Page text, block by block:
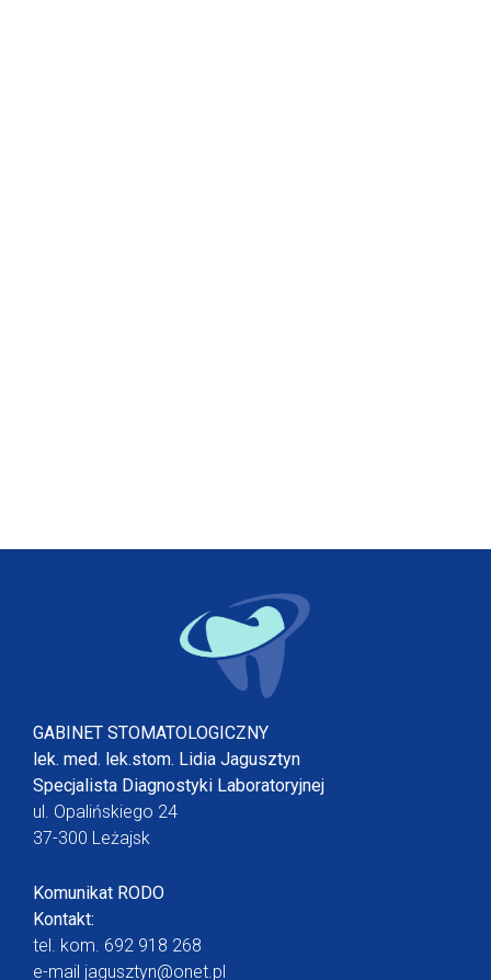
GABINET STOMATOLOGICZNY
lek. med. lek.stom. Lidia Jagusztyn
Specjalista Diagnostyki Laboratoryjnej
ul. Opalińskiego 24
37-300 Leżajsk
Komunikat RODO
Kontakt:
tel. kom. 692 918 268
e-mail jagusztyn@onet.pl